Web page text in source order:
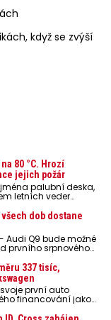
když se zvýší
80 °C. Hrozí
jejich požár
palubní deska,
letních veder
powerbanky
baterií,
případech i
dob dostane
Audi Q9 bude možné
prvního srpnového
337 tisíc,
první auto
financování jako